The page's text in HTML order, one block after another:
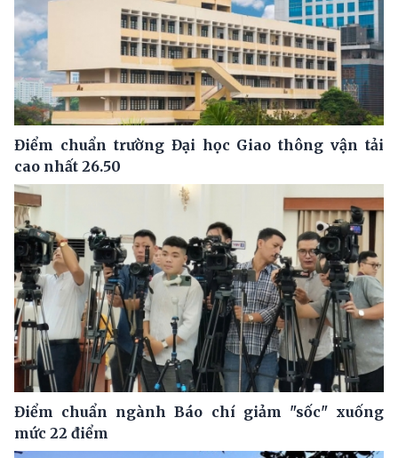
Điểm chuẩn trường Đại học Giao thông vận tải
cao nhất 26.50
Điểm chuẩn ngành Báo chí giảm "sốc" xuống
mức 22 điểm